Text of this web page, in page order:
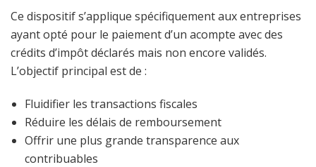
Ce dispositif s’applique spécifiquement aux entreprises
ayant opté pour le paiement d’un acompte avec des
crédits d’impôt déclarés mais non encore validés.
L’objectif principal est de :
Fluidifier les transactions fiscales
Réduire les délais de remboursement
Offrir une plus grande transparence aux
contribuables